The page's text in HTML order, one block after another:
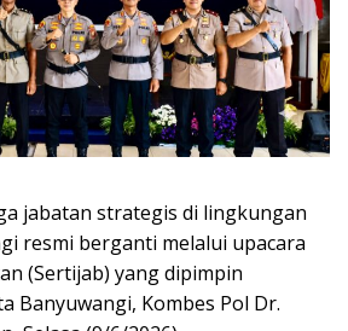
jabatan strategis di lingkungan
resmi berganti melalui upacara
(Sertijab) yang dipimpin
Banyuwangi, Kombes Pol Dr.